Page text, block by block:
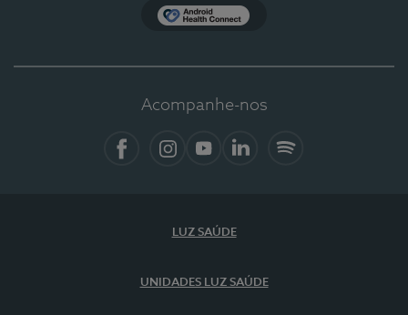
Acompanhe-nos
LUZ SAÚDE
UNIDADES LUZ SAÚDE